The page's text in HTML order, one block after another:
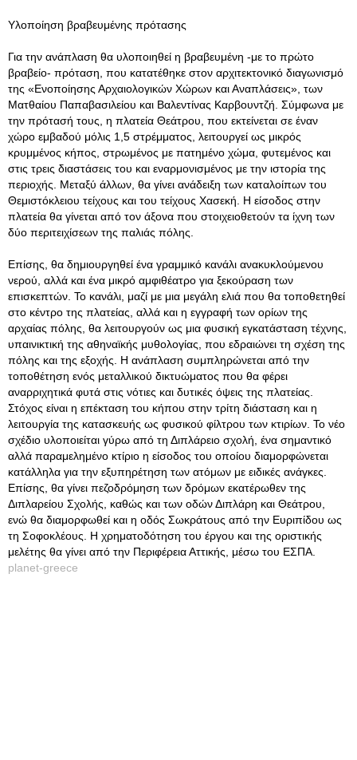
Υλοποίηση βραβευμένης πρότασης
Για την ανάπλαση θα υλοποιηθεί η βραβευμένη -με το πρώτο
βραβείο- πρόταση, που κατατέθηκε στον αρχιτεκτονικό διαγωνισμό
της «Ενοποίησης Αρχαιολογικών Χώρων και Αναπλάσεις», των
Ματθαίου Παπαβασιλείου και Βαλεντίνας Καρβουντζή. Σύμφωνα με
την πρότασή τους, η πλατεία Θεάτρου, που εκτείνεται σε έναν
χώρο εμβαδού μόλις 1,5 στρέμματος, λειτουργεί ως μικρός
κρυμμένος κήπος, στρωμένος με πατημένο χώμα, φυτεμένος και
στις τρεις διαστάσεις του και εναρμονισμένος με την ιστορία της
περιοχής. Μεταξύ άλλων, θα γίνει ανάδειξη των καταλοίπων του
Θεμιστόκλειου τείχους και του τείχους Χασεκή. Η είσοδος στην
πλατεία θα γίνεται από τον άξονα που στοιχειοθετούν τα ίχνη των
δύο περιτειχίσεων της παλιάς πόλης.
Επίσης, θα δημιουργηθεί ένα γραμμικό κανάλι ανακυκλούμενου
νερού, αλλά και ένα μικρό αμφιθέατρο για ξεκούραση των
επισκεπτών. Το κανάλι, μαζί με μια μεγάλη ελιά που θα τοποθετηθεί
στο κέντρο της πλατείας, αλλά και η εγγραφή των ορίων της
αρχαίας πόλης, θα λειτουργούν ως μια φυσική εγκατάσταση τέχνης,
υπαινικτική της αθηναϊκής μυθολογίας, που εδραιώνει τη σχέση της
πόλης και της εξοχής. Η ανάπλαση συμπληρώνεται από την
τοποθέτηση ενός μεταλλικού δικτυώματος που θα φέρει
αναρριχητικά φυτά στις νότιες και δυτικές όψεις της πλατείας.
Στόχος είναι η επέκταση του κήπου στην τρίτη διάσταση και η
λειτουργία της κατασκευής ως φυσικού φίλτρου των κτιρίων. Το νέο
σχέδιο υλοποιείται γύρω από τη Διπλάρειο σχολή, ένα σημαντικό
αλλά παραμελημένο κτίριο η είσοδος του οποίου διαμορφώνεται
κατάλληλα για την εξυπηρέτηση των ατόμων με ειδικές ανάγκες.
Επίσης, θα γίνει πεζοδρόμηση των δρόμων εκατέρωθεν της
Διπλαρείου Σχολής, καθώς και των οδών Διπλάρη και Θεάτρου,
ενώ θα διαμορφωθεί και η οδός Σωκράτους από την Ευριπίδου ως
τη Σοφοκλέους. Η χρηματοδότηση του έργου και της οριστικής
μελέτης θα γίνει από την Περιφέρεια Αττικής, μέσω του ΕΣΠΑ.
planet-greece